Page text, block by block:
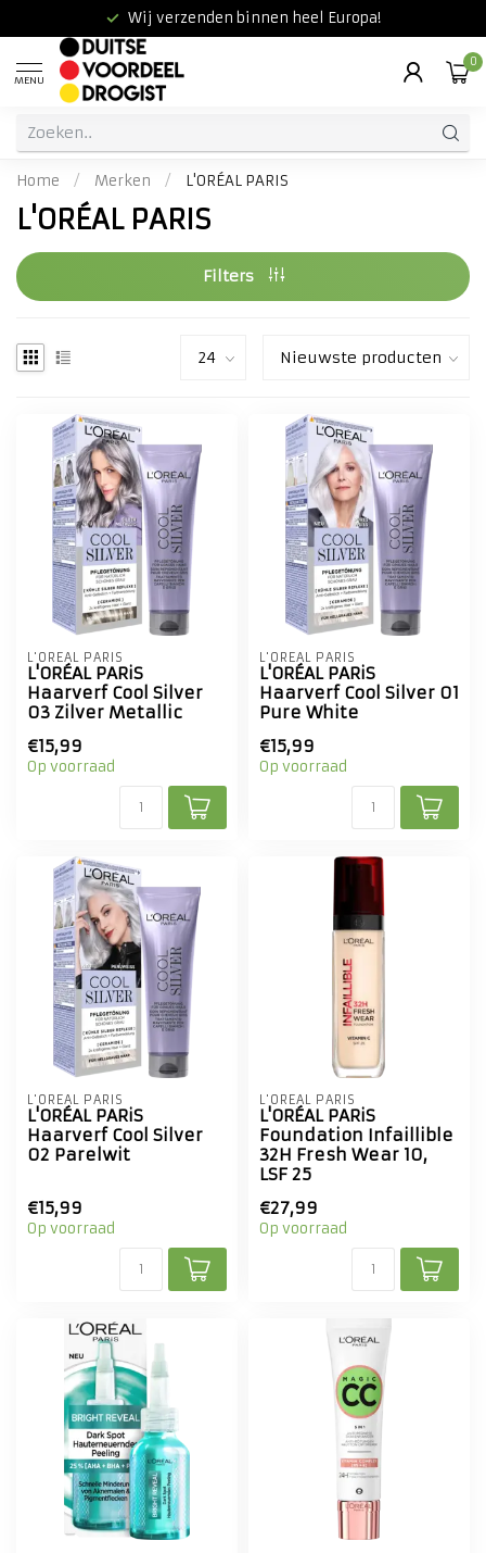
Wij verzenden binnen heel Europa!
MENU
0
Home / Merken / L'ORÉAL PARIS
L'ORÉAL PARIS
Filters
L'ORÉAL PARIS
L'ORÉAL PARiS
Haarverf Cool Silver
03 Zilver Metallic
€15,99
Op voorraad
L'ORÉAL PARIS
L'ORÉAL PARiS
Haarverf Cool Silver 01
Pure White
€15,99
Op voorraad
L'ORÉAL PARIS
L'ORÉAL PARiS
Haarverf Cool Silver
02 Parelwit
€15,99
Op voorraad
L'ORÉAL PARIS
L'ORÉAL PARiS
Foundation Infaillible
32H Fresh Wear 10,
LSF 25
€27,99
Op voorraad